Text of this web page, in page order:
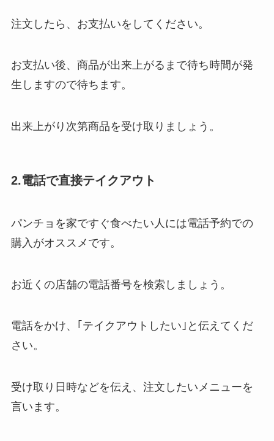
注文したら、お支払いをしてください。
お支払い後、商品が出来上がるまで待ち時間が発
生しますので待ちます。
出来上がり次第商品を受け取りましょう。
2.電話で直接テイクアウト
パンチョを家ですぐ食べたい人には電話予約での
購入がオススメです。
お近くの店舗の電話番号を検索しましょう。
電話をかけ、｢テイクアウトしたい｣と伝えてくだ
さい。
受け取り日時などを伝え、注文したいメニューを
言います。